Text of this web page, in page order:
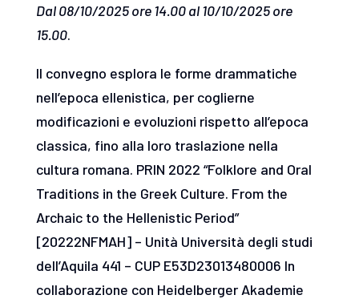
Dal 08/10/2025 ore 14.00 al 10/10/2025 ore
15.00.
Il convegno esplora le forme drammatiche
nell’epoca ellenistica, per coglierne
modificazioni e evoluzioni rispetto all’epoca
classica, fino alla loro traslazione nella
cultura romana. PRIN 2022 “Folklore and Oral
Traditions in the Greek Culture. From the
Archaic to the Hellenistic Period”
[20222NFMAH] – Unità Università degli studi
dell’Aquila 441 – CUP E53D23013480006 In
collaborazione con Heidelberger Akademie